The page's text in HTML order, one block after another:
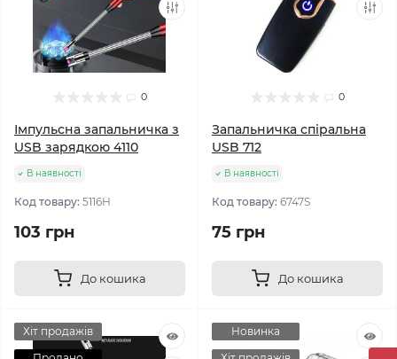
0
Імпульсна запальничка з
USB зарядкою 4110
В наявності
Код товару: 5116Н
103 грн
До кошика
0
Запальничка спіральна
USB 712
В наявності
Код товару: 6747S
75 грн
До кошика
Хіт продажів
Новинка